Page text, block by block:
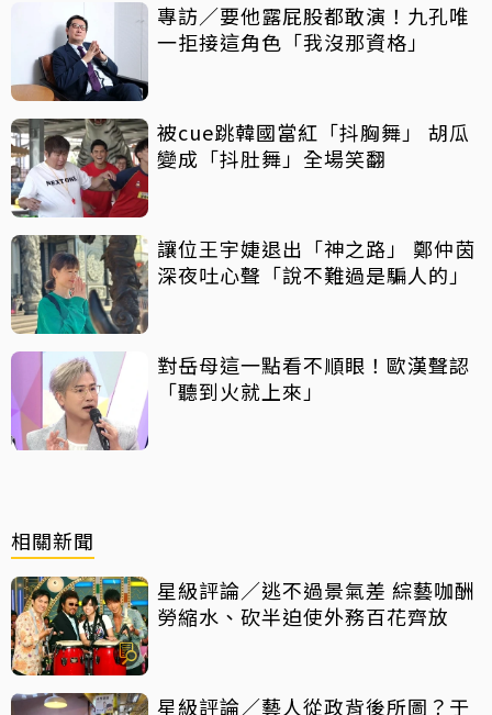
專訪／要他露屁股都敢演！九孔唯
一拒接這角色「我沒那資格」
被cue跳韓國當紅「抖胸舞」 胡瓜
變成「抖肚舞」全場笑翻
讓位王宇婕退出「神之路」 鄭仲茵
深夜吐心聲「說不難過是騙人的」
對岳母這一點看不順眼！歐漢聲認
「聽到火就上來」
相關新聞
星級評論／逃不過景氣差 綜藝咖酬
勞縮水、砍半迫使外務百花齊放
星級評論／藝人從政背後所圖？于